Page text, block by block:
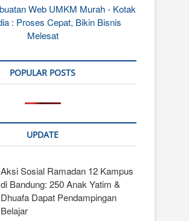
POPULAR POSTS
UPDATE
Aksi Sosial Ramadan 12 Kampus
di Bandung: 250 Anak Yatim &
Dhuafa Dapat Pendampingan
Belajar